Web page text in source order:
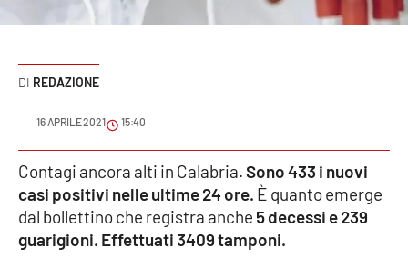
Meteo
Editoriali
REDAZIONE
16 APRILE 2021 15:40
Contagi ancora alti in Calabria.Sono 433 i nuovi
casi positivi nelle ultime 24 ore. È quanto emerge
dal bollettino che registra anche 5 decessi e 239
guarigioni. Effettuati 3409 tamponi.